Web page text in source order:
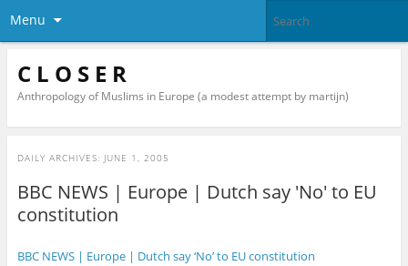
Menu
C L O S E R
Anthropology of Muslims in Europe (a modest attempt by martijn)
DAILY ARCHIVES: JUNE 1, 2005
BBC NEWS | Europe | Dutch say 'No' to EU
constitution
BBC NEWS | Europe | Dutch say ‘No’ to EU constitution